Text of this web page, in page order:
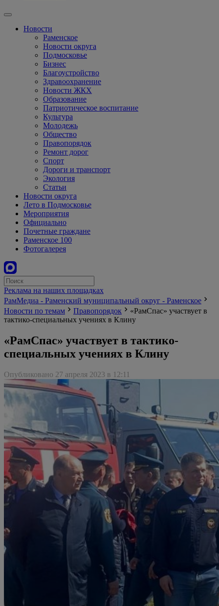
Новости
Раменское
Новости округа
Подмосковье
Бизнес
Благоустройство
Здравоохранение
Новости ЖКХ
Образование
Патриотическое воспитание
Культура
Молодежь
Общество
Правопорядок
Ремонт дорог
Спорт
Дороги и транспорт
Экология
Статьи
Новости округа
Лето в Подмосковье
Мероприятия
Официально
Почетные граждане
Раменское 100
Фотогалерея
Реклама на наших площадках
РамМедиа - Раменский муниципальный округ - Раменское
Новости по темам
Правопорядок
«РамСпас» участвует в
тактико-специальных учениях в Клину
«РамСпас» участвует в тактико-
специальных учениях в Клину
Опубликовано 27 апреля 2023 в 12:11